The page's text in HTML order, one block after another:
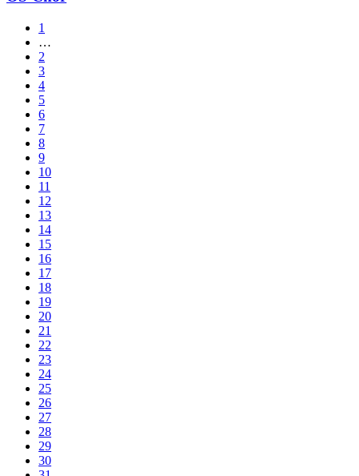
1
…
2
3
4
5
6
7
8
9
10
11
12
13
14
15
16
17
18
19
20
21
22
23
24
25
26
27
28
29
30